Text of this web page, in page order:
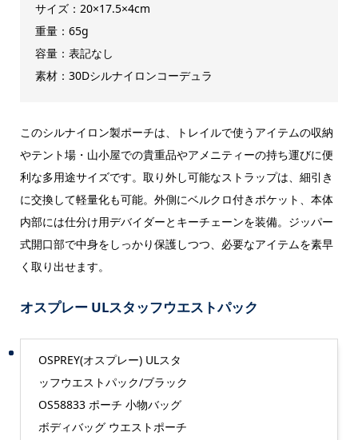
サイズ：20×17.5×4cm
重量：65g
容量：表記なし
素材：30Dシルナイロンコーデュラ
このシルナイロン製ポーチは、トレイルで使うアイテムの収納
やテント場・山小屋での貴重品やアメニティーの持ち運びに便
利な多用途サイズです。取り外し可能なストラップは、細引き
に交換して軽量化も可能。外側にベルクロ付きポケット、本体
内部には仕分け用デバイダーとキーチェーンを装備。ジッパー
式開口部で中身をしっかり保護しつつ、必要なアイテムを素早
く取り出せます。
オスプレー ULスタッフウエストパック
OSPREY(オスプレー) ULスタ
ッフウエストパック/ブラック
OS58833 ポーチ 小物バッグ
ボディバッグ ウエストポーチ